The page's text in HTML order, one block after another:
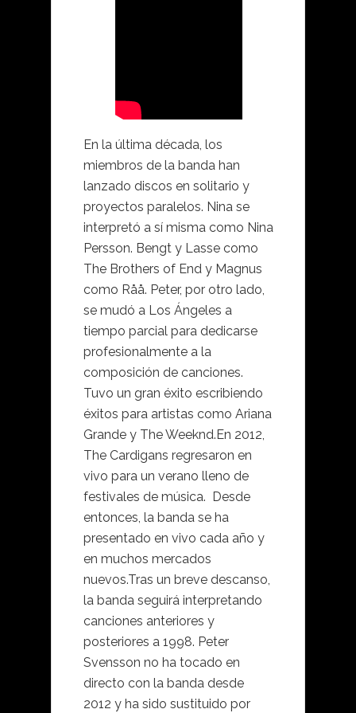
En la última década, los
miembros de la banda han
lanzado discos en solitario y
proyectos paralelos. Nina se
interpretó a sí misma como Nina
Persson. Bengt y Lasse como
The Brothers of End y Magnus
como Råå. Peter, por otro lado,
se mudó a Los Ángeles a
tiempo parcial para dedicarse
profesionalmente a la
composición de canciones.
Tuvo un gran éxito escribiendo
éxitos para artistas como Ariana
Grande y The Weeknd.En 2012,
The Cardigans regresaron en
vivo para un verano lleno de
festivales de música. Desde
entonces, la banda se ha
presentado en vivo cada año y
en muchos mercados
nuevos.Tras un breve descanso,
la banda seguirá interpretando
canciones anteriores y
posteriores a 1998. Peter
Svensson no ha tocado en
directo con la banda desde
2012 y ha sido sustituido por